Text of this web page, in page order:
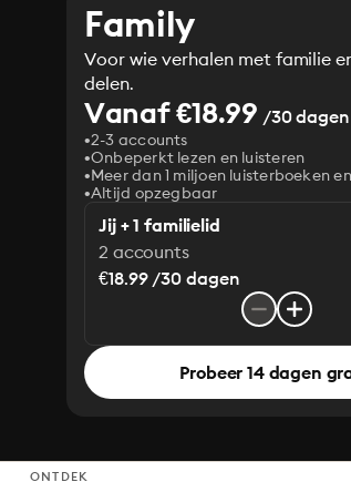
Family
Voor wie verhalen met familie
delen.
Vanaf €18.99 /30 dagen
2-3 accounts
Onbeperkt lezen en luisteren
Meer dan 1 miljoen luisterboeken
Altijd opzegbaar
Jij + 1 familielid
2 accounts
€18.99 /30 dagen
Probeer 14 dagen
ONTDEK